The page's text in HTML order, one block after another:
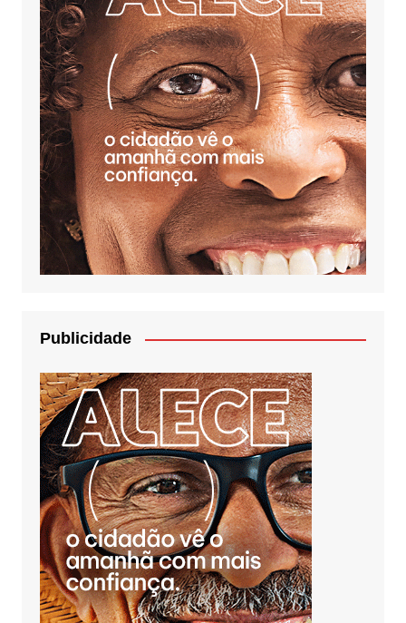
Publicidade